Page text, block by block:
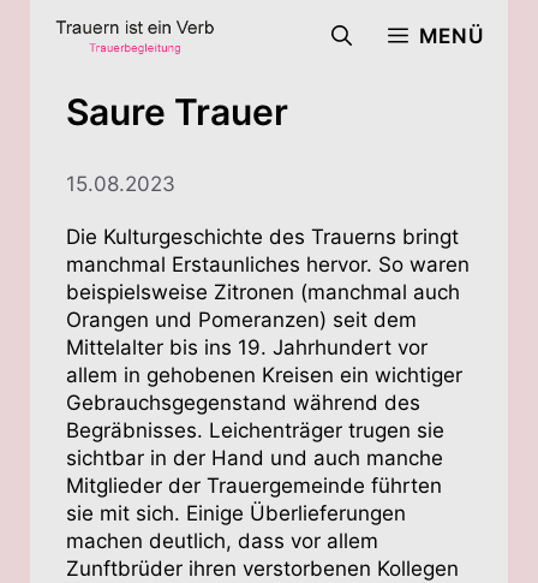
MENÜ
Saure Trauer
15.08.2023
Die Kulturgeschichte des Trauerns bringt
manchmal Erstaunliches hervor. So waren
beispielsweise Zitronen (manchmal auch
Orangen und Pomeranzen) seit dem
Mittelalter bis ins 19. Jahrhundert vor
allem in gehobenen Kreisen ein wichtiger
Gebrauchsgegenstand während des
Begräbnisses. Leichenträger trugen sie
sichtbar in der Hand und auch manche
Mitglieder der Trauergemeinde führten
sie mit sich. Einige Überlieferungen
machen deutlich, dass vor allem
Zunftbrüder ihren verstorbenen Kollegen